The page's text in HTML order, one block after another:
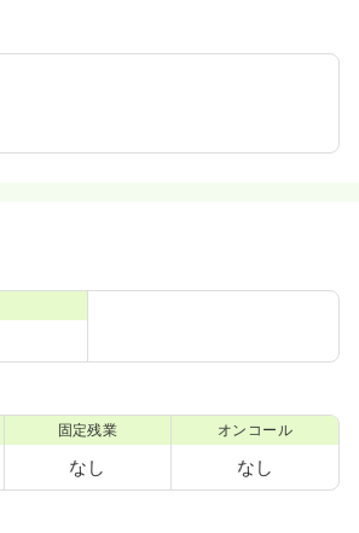
固定残業
なし
オンコール
なし